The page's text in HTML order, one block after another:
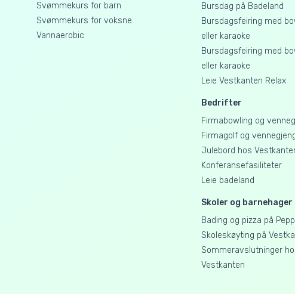
Svømmekurs for barn
Svømmekurs for voksne
Vannaerobic
Bursdag på Badeland
Bursdagsfeiring med
eller karaoke
Bursdagsfeiring med
eller karaoke
Leie Vestkanten Relax
Bedrifter
Firmabowling og
Firmagolf og
Julebord hos
Konferansefasiliteter
Leie badeland
Skoler og barnehager
Bading og pizza på
Skoleskøyting på
Sommeravslutninger
Vestkanten